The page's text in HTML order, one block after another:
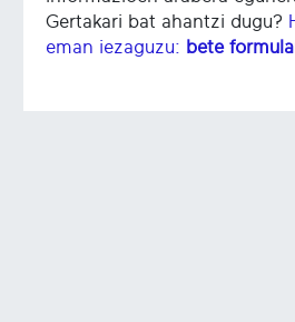
Gertakari bat ahantzi dugu?
eman iezaguzu: bete